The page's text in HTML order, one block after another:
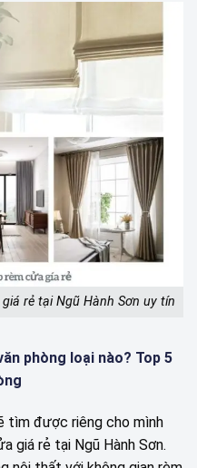
rẻ tại Ngũ Hành Sơn uy tín
phòng loại nào? Top 5
tìm được riêng cho mình
giá rẻ tại Ngũ Hành Sơn.